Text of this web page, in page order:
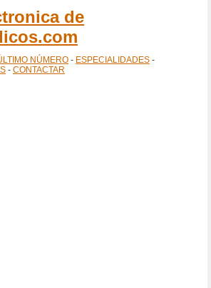
de
NÚMERO - ESPECIALIDADES -
- CONTACTAR